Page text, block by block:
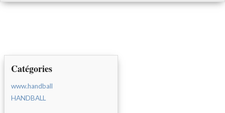
Catégories
www.handball
HANDBALL